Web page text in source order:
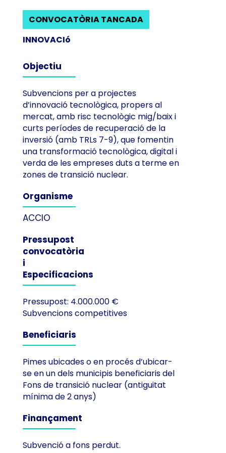
CONVOCATÒRIA TANCADA
INNOVACIó
Objectiu
Subvencions per a projectes
d’innovació tecnològica, propers al
mercat, amb risc tecnològic mig/baix i
curts períodes de recuperació de la
inversió (amb TRLs 7-9), que fomentin
una transformació tecnològica, digital i
verda de les empreses duts a terme en
zones de transició nuclear.
Organisme
ACCIO
Pressupost
convocatòria
i
Especificacions
Pressupost: 4.000.000 €
Subvencions competitives
Beneficiaris
Pimes ubicades o en procés d’ubicar-
se en un dels municipis beneficiaris del
Fons de transició nuclear (antiguitat
mínima de 2 anys)
Finançament
Subvenció a fons perdut.